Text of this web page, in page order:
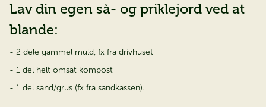
Lav din egen så- og priklejord ved at
blande:
- 2 dele gammel muld, fx fra drivhuset
- 1 del helt omsat kompost
- 1 del sand/grus (fx fra sandkassen).